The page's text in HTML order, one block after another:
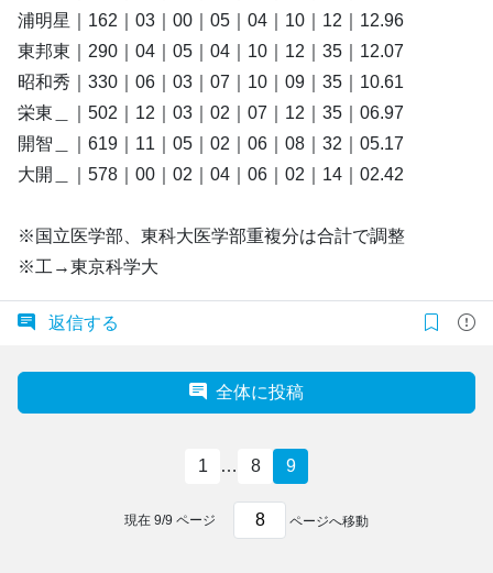
浦明星｜162｜03｜00｜05｜04｜10｜12｜12.96
東邦東｜290｜04｜05｜04｜10｜12｜35｜12.07
昭和秀｜330｜06｜03｜07｜10｜09｜35｜10.61
栄東＿｜502｜12｜03｜02｜07｜12｜35｜06.97
開智＿｜619｜11｜05｜02｜06｜08｜32｜05.17
大開＿｜578｜00｜02｜04｜06｜02｜14｜02.42
※国立医学部、東科大医学部重複分は合計で調整
※工→東京科学大
返信する
全体に投稿
1 … 8 9
現在 9/9 ページ ページへ移動